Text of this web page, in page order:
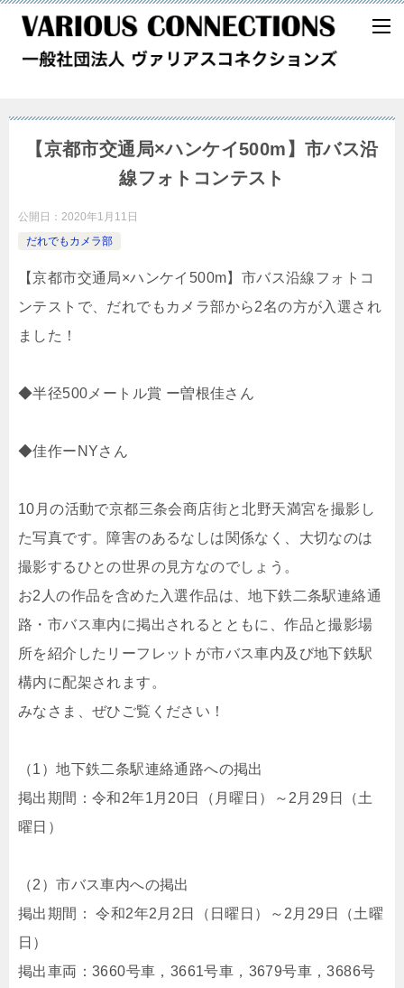
【京都市交通局×ハンケイ500m】市バス沿
線フォトコンテスト
公開日： 2020年1月11日
だれでもカメラ部
【京都市交通局×ハンケイ500m】市バス沿線フォトコ
ンテストで、だれでもカメラ部から2名の方が入選され
ました！
◆半径500メートル賞 ー曽根佳さん
◆佳作ーNYさん
10月の活動で京都三条会商店街と北野天満宮を撮影し
た写真です。障害のあるなしは関係なく、大切なのは
撮影するひとの世界の見方なのでしょう。
お2人の作品を含めた入選作品は、地下鉄二条駅連絡通
路・市バス車内に掲出されるとともに、作品と撮影場
所を紹介したリーフレットが市バス車内及び地下鉄駅
構内に配架されます。
みなさま、ぜひご覧ください！
（1）地下鉄二条駅連絡通路への掲出
掲出期間：令和2年1月20日（月曜日）～2月29日（土
曜日）
（2）市バス車内への掲出
掲出期間： 令和2年2月2日（日曜日）～2月29日（土曜
日）
掲出車両：3660号車，3661号車，3679号車，3686号